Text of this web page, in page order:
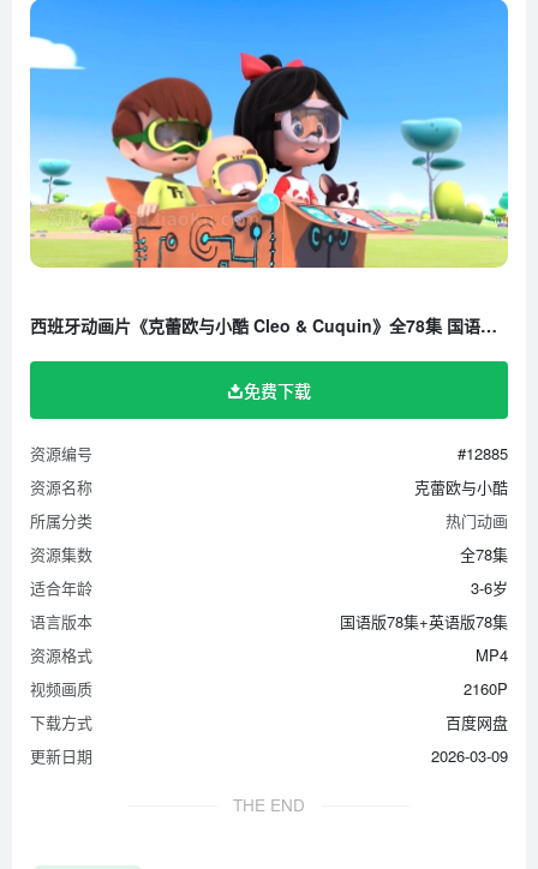
西班牙动画片《克蕾欧与小酷 Cleo & Cuquin》全78集 国语版78集+英语版78集 1080P/MP4/8.12G 百度云网盘下载
免费下载
资源编号
#12885
资源名称
克蕾欧与小酷
所属分类
热门动画
资源集数
全78集
适合年龄
3-6岁
语言版本
国语版78集+英语版78集
资源格式
MP4
视频画质
2160P
下载方式
百度网盘
更新日期
2026-03-09
THE END